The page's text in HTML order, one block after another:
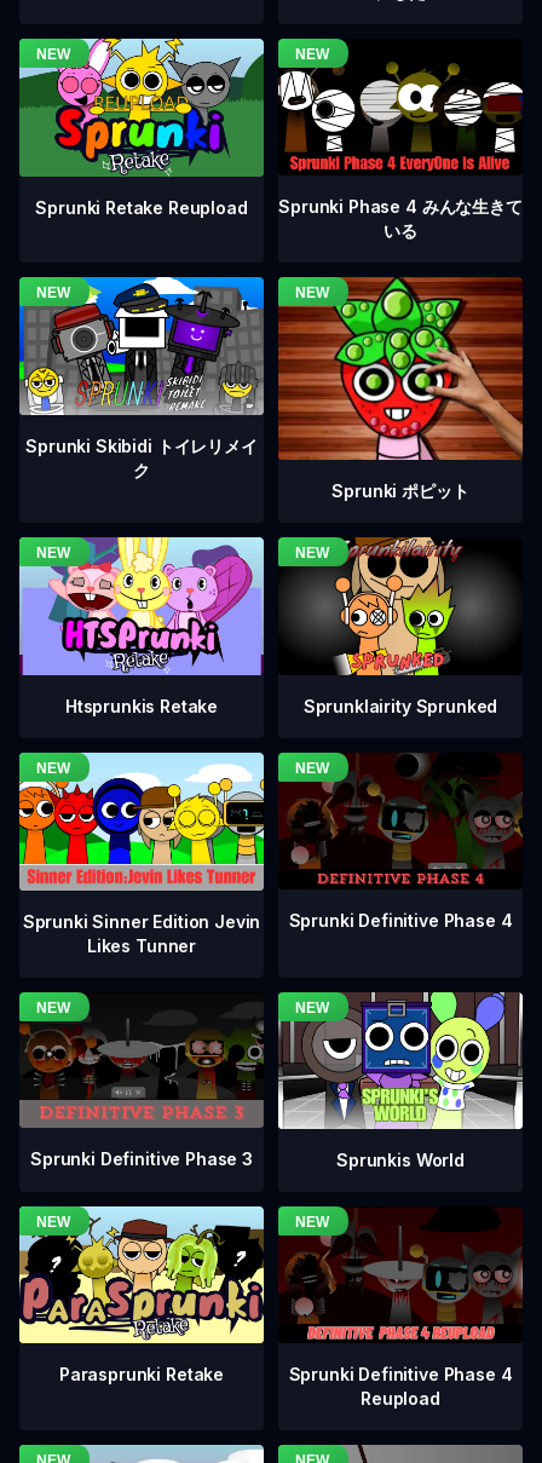
Sprunki Retake Reupload
Sprunki Phase 4 みんな生きて
いる
Sprunki Skibidi トイレリメイ
ク
Sprunki ポピット
Htsprunkis Retake Sprunklairity Sprunked
Sprunki Sinner Edition Jevin
Likes Tunner
Sprunki Definitive Phase 4
Sprunki Definitive Phase 3 Sprunkis World
Parasprunki Retake
Sprunki Definitive Phase 4
Reupload